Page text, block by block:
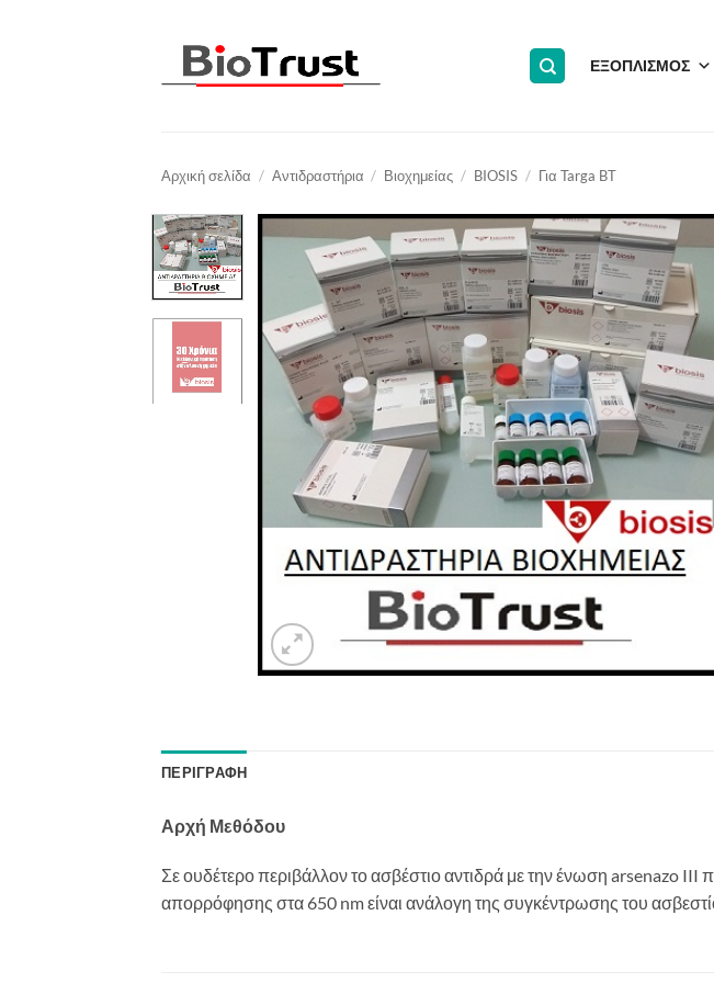
ΕΞΟΠΛΙΣΜΟΣ
Αρχική σελίδα / Αντιδραστήρια / Βιοχημείας / BIOSIS / Για Targa BT
ΠΕΡΙΓΡΑΦΉ
Αρχή Μεθόδου
Σε ουδέτερο περιβάλλον το ασβέστιο αντιδρά με την ένωση arsenazo
απορρόφησης στα 650 nm είναι ανάλογη της συγκέντρωσης του